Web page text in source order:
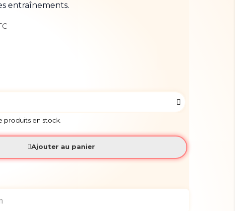
entraînements.
produits en stock.
Ajouter au panier